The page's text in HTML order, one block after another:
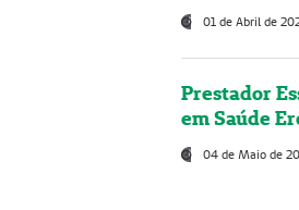
01 de Abril de
Prestador
em Saúde
04 de Maio de